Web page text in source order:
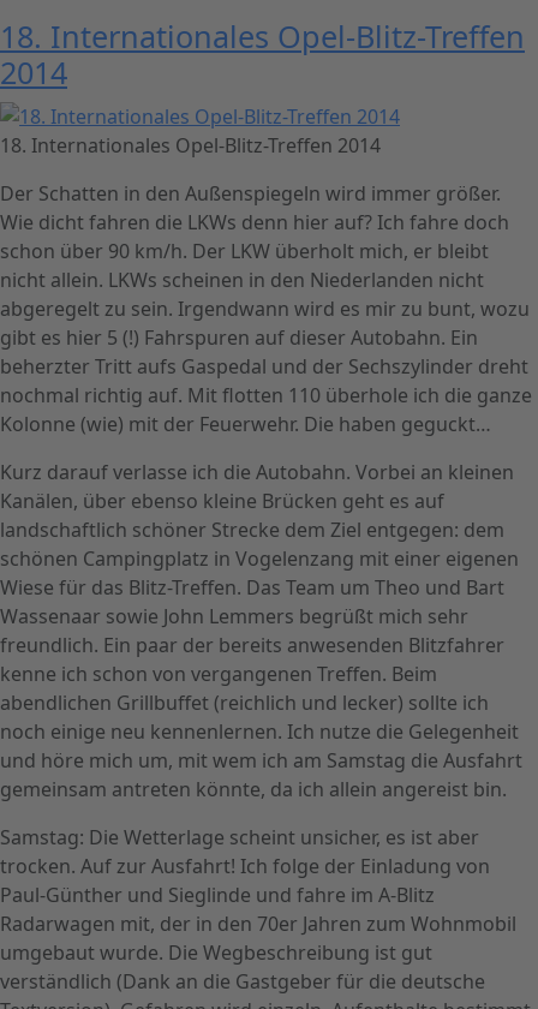
18. Internationales Opel-Blitz-Treffen
2014
18. Internationales Opel-Blitz-Treffen 2014
Der Schatten in den Außenspiegeln wird immer größer.
Wie dicht fahren die LKWs denn hier auf? Ich fahre doch
schon über 90 km/h. Der LKW überholt mich, er bleibt
nicht allein. LKWs scheinen in den Niederlanden nicht
abgeregelt zu sein. Irgendwann wird es mir zu bunt, wozu
gibt es hier 5 (!) Fahrspuren auf dieser Autobahn. Ein
beherzter Tritt aufs Gaspedal und der Sechszylinder dreht
nochmal richtig auf. Mit flotten 110 überhole ich die ganze
Kolonne (wie) mit der Feuerwehr. Die haben geguckt…
Kurz darauf verlasse ich die Autobahn. Vorbei an kleinen
Kanälen, über ebenso kleine Brücken geht es auf
landschaftlich schöner Strecke dem Ziel entgegen: dem
schönen Campingplatz in Vogelenzang mit einer eigenen
Wiese für das Blitz-Treffen. Das Team um Theo und Bart
Wassenaar sowie John Lemmers begrüßt mich sehr
freundlich. Ein paar der bereits anwesenden Blitzfahrer
kenne ich schon von vergangenen Treffen. Beim
abendlichen Grillbuffet (reichlich und lecker) sollte ich
noch einige neu kennenlernen. Ich nutze die Gelegenheit
und höre mich um, mit wem ich am Samstag die Ausfahrt
gemeinsam antreten könnte, da ich allein angereist bin.
Samstag: Die Wetterlage scheint unsicher, es ist aber
trocken. Auf zur Ausfahrt! Ich folge der Einladung von
Paul-Günther und Sieglinde und fahre im A-Blitz
Radarwagen mit, der in den 70er Jahren zum Wohnmobil
umgebaut wurde. Die Wegbeschreibung ist gut
verständlich (Dank an die Gastgeber für die deutsche